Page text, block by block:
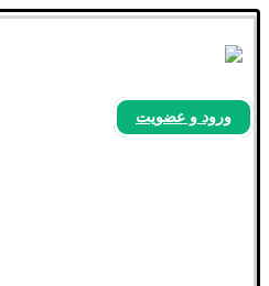
ورود و عضویت